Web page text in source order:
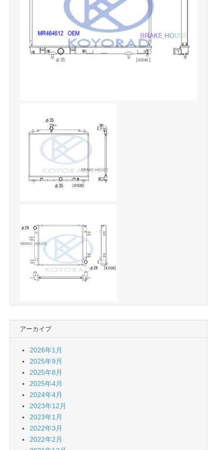
アーカイブ
2026年1月
2025年9月
2025年8月
2025年4月
2024年4月
2023年12月
2023年1月
2022年3月
2022年2月